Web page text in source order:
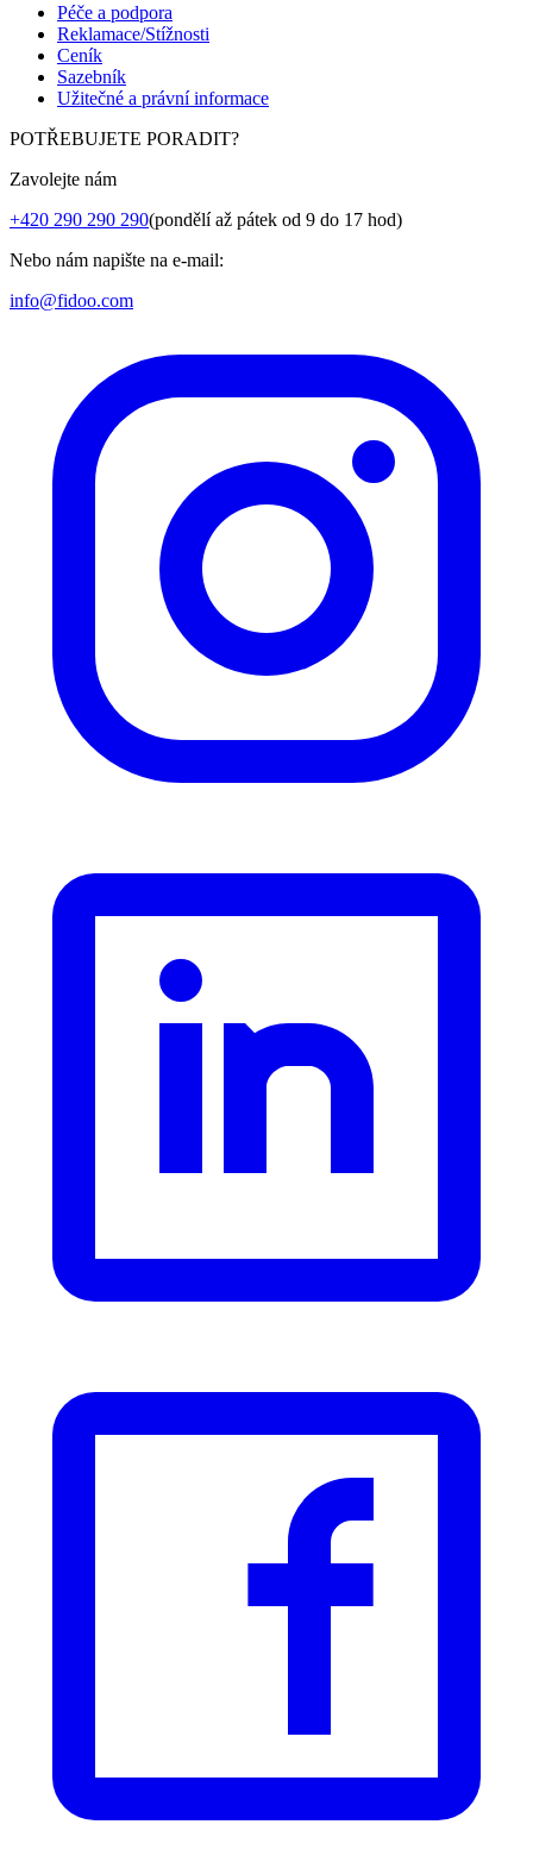
Péče a podpora
Reklamace/Stížnosti
Ceník
Sazebník
Užitečné a právní informace
POTŘEBUJETE PORADIT?
Zavolejte nám
+420 290 290 290(pondělí až pátek od 9 do 17 hod)
Nebo nám napište na e-mail:
info@fidoo.com